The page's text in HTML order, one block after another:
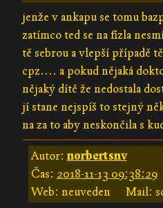
jenže v ankapu se tomu
zatímco ted se na fízla
tě sebrou a vlepší případě
cpz.... a pokud nějaká
nějaký dítě že nedostala
jí stane nejspíš to stejný
na za to aby neskončila s
Autor:norbertsnv
Čas: 2018-11-13 09:38:29
Web: neuveden
Mail: